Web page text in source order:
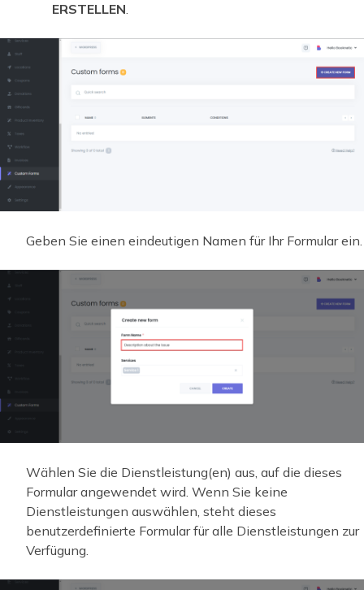
ERSTELLEN.
Geben Sie einen eindeutigen Namen für Ihr Formular ein.
Wählen Sie die Dienstleistung(en) aus, auf die dieses
Formular angewendet wird. Wenn Sie keine
Dienstleistungen auswählen, steht dieses
benutzerdefinierte Formular für alle Dienstleistungen zur
Verfügung.